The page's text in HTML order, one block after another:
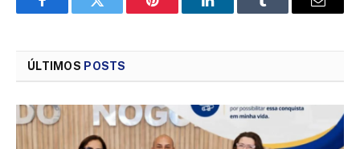
FacebookTwitter Pinterest LinkedInTumblr Email
ÚLTIMOS POSTS